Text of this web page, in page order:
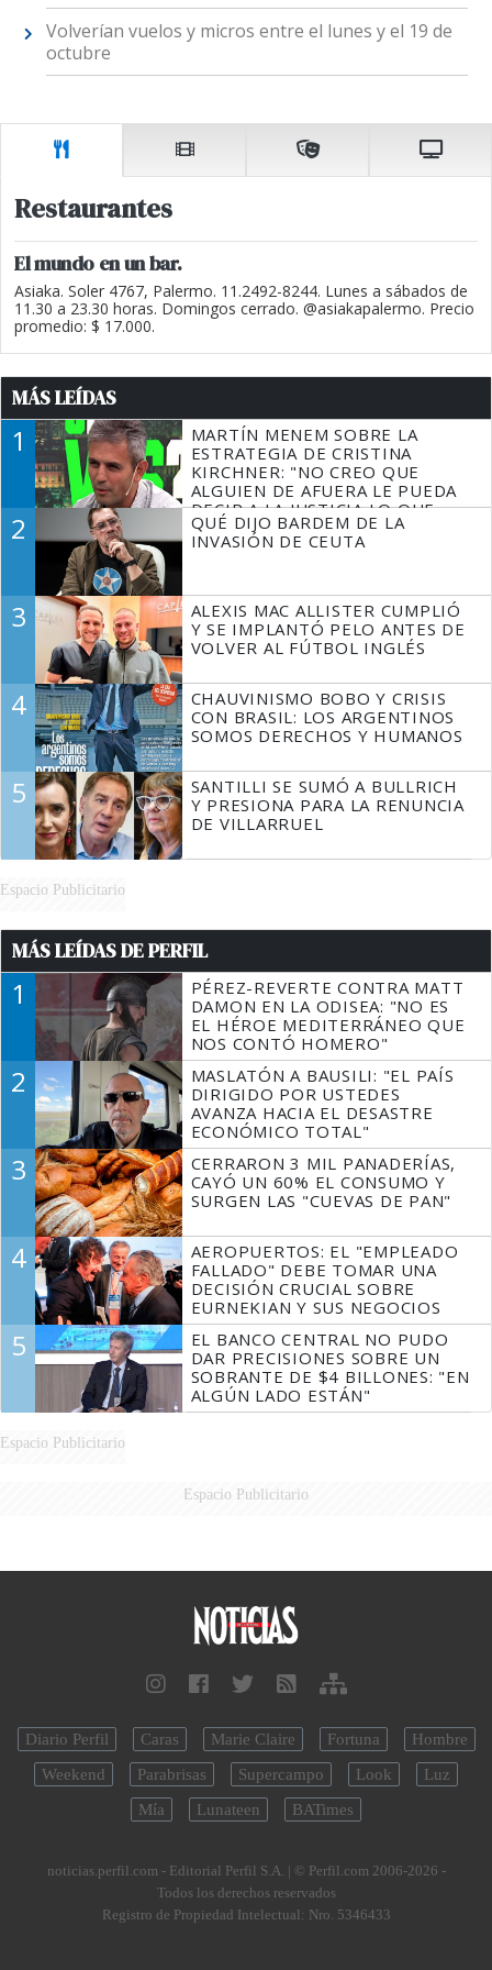
Volverían vuelos y micros entre el lunes y el 19 de
octubre
Restaurantes
El mundo en un bar.
Asiaka. Soler 4767, Palermo. 11.2492-8244. Lunes a sábados de
11.30 a 23.30 horas. Domingos cerrado. @asiakapalermo. Precio
promedio: $ 17.000.
MÁS LEÍDAS
1
MARTÍN MENEM SOBRE LA
ESTRATEGIA DE CRISTINA
KIRCHNER: "NO CREO QUE
ALGUIEN DE AFUERA LE PUEDA
DECIR A LA JUSTICIA LO QUE
TIENE QUE HACER"
2
QUÉ DIJO BARDEM DE LA
INVASIÓN DE CEUTA
3
ALEXIS MAC ALLISTER CUMPLIÓ
Y SE IMPLANTÓ PELO ANTES DE
VOLVER AL FÚTBOL INGLÉS
4
CHAUVINISMO BOBO Y CRISIS
CON BRASIL: LOS ARGENTINOS
SOMOS DERECHOS Y HUMANOS
5
SANTILLI SE SUMÓ A BULLRICH
Y PRESIONA PARA LA RENUNCIA
DE VILLARRUEL
Espacio Publicitario
MÁS LEÍDAS DE PERFIL
1
PÉREZ-REVERTE CONTRA MATT
DAMON EN LA ODISEA: "NO ES
EL HÉROE MEDITERRÁNEO QUE
NOS CONTÓ HOMERO"
2
MASLATÓN A BAUSILI: "EL PAÍS
DIRIGIDO POR USTEDES
AVANZA HACIA EL DESASTRE
ECONÓMICO TOTAL"
3
CERRARON 3 MIL PANADERÍAS,
CAYÓ UN 60% EL CONSUMO Y
SURGEN LAS "CUEVAS DE PAN"
4
AEROPUERTOS: EL "EMPLEADO
FALLADO" DEBE TOMAR UNA
DECISIÓN CRUCIAL SOBRE
EURNEKIAN Y SUS NEGOCIOS
5
EL BANCO CENTRAL NO PUDO
DAR PRECISIONES SOBRE UN
SOBRANTE DE $4 BILLONES: "EN
ALGÚN LADO ESTÁN"
Espacio Publicitario
Espacio Publicitario
Diario Perfil Caras Marie Claire Fortuna
Hombre
Weekend
Parabrisas Supercampo Look
Luz
Mía
Lunateen BATimes
noticias.perfil.com - Editorial Perfil S.A. | © Perfil.com 2006-2026 -
Todos los derechos reservados
Registro de Propiedad Intelectual: Nro. 5346433